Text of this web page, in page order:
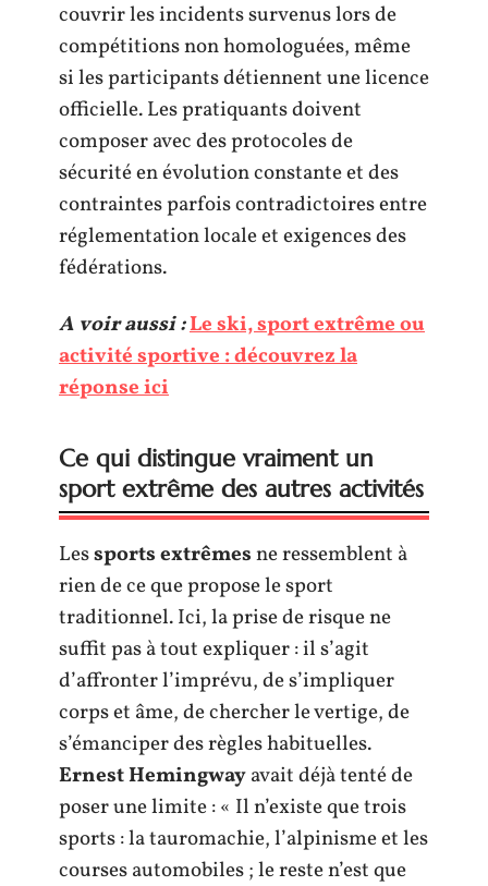
couvrir les incidents survenus lors de
compétitions non homologuées, même
si les participants détiennent une licence
officielle. Les pratiquants doivent
composer avec des protocoles de
sécurité en évolution constante et des
contraintes parfois contradictoires entre
réglementation locale et exigences des
fédérations.
A voir aussi :Le ski, sport extrême ou
activité sportive : découvrez la
réponse ici
Ce qui distingue vraiment un
sport extrême des autres activités
Lessports extrêmesne ressemblent à
rien de ce que propose le sport
traditionnel. Ici, la prise de risque ne
suffit pas à tout expliquer : il s’agit
d’affronter l’imprévu, de s’impliquer
corps et âme, de chercher le vertige, de
s’émanciper des règles habituelles.
Ernest Hemingwayavait déjà tenté de
poser une limite : « Il n’existe que trois
sports : la tauromachie, l’alpinisme et les
courses automobiles ; le reste n’est que